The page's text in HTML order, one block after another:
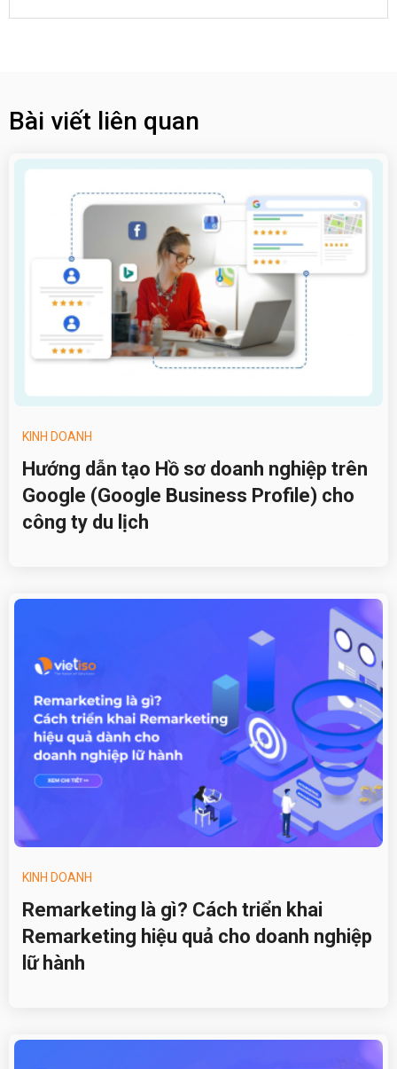
Bài viết liên quan
KINH DOANH
Hướng dẫn tạo Hồ sơ doanh nghiệp trên
Google (Google Business Profile) cho
công ty du lịch
KINH DOANH
Remarketing là gì? Cách triển khai
Remarketing hiệu quả cho doanh nghiệp
lữ hành